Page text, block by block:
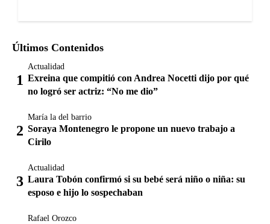
Últimos Contenidos
Actualidad
Exreina que compitió con Andrea Nocetti dijo por qué
no logró ser actriz: “No me dio”
María la del barrio
Soraya Montenegro le propone un nuevo trabajo a
Cirilo
Actualidad
Laura Tobón confirmó si su bebé será niño o niña: su
esposo e hijo lo sospechaban
Rafael Orozco